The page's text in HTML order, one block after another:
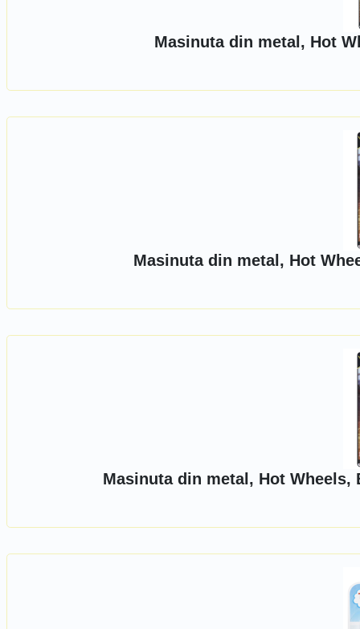
Masinuta din metal, Hot
Masinuta din metal, Hot
Masinuta din metal, Hot Wheels,